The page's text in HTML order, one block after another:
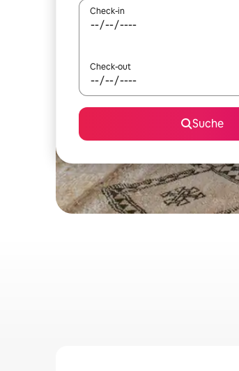
Check-in
Check-out
Suche